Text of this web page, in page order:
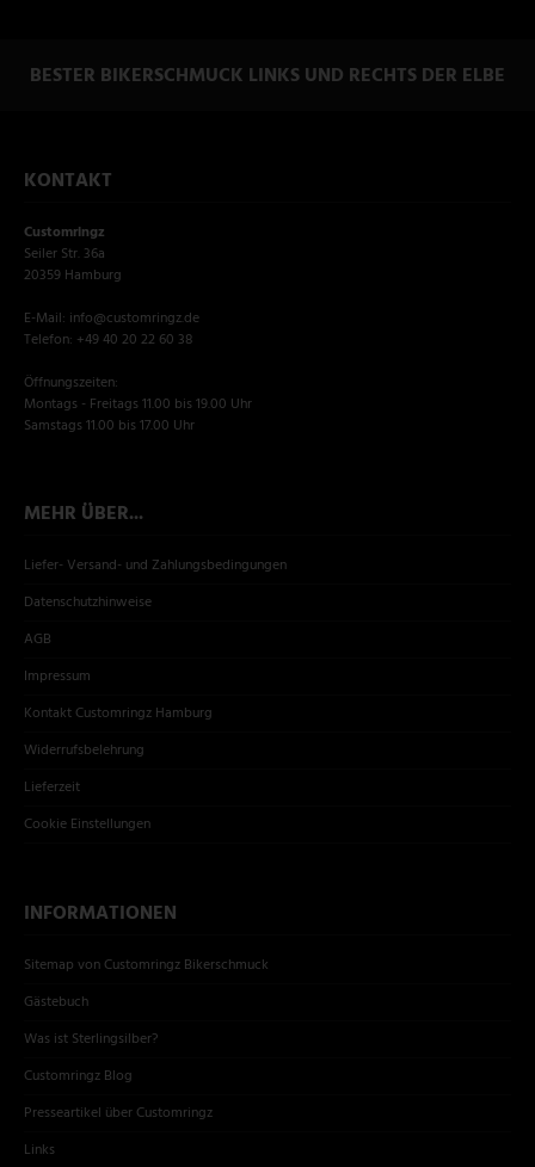
BESTER BIKERSCHMUCK LINKS UND RECHTS DER ELBE
KONTAKT
Customringz
Seiler Str. 36a
20359 Hamburg
E-Mail: info@customringz.de
Telefon: +49 40 20 22 60 38
Öffnungszeiten:
Montags - Freitags 11.00 bis 19.00 Uhr
Samstags 11.00 bis 17.00 Uhr
MEHR ÜBER...
Liefer- Versand- und Zahlungsbedingungen
Datenschutzhinweise
AGB
Impressum
Kontakt Customringz Hamburg
Widerrufsbelehrung
Lieferzeit
Cookie Einstellungen
INFORMATIONEN
Sitemap von Customringz Bikerschmuck
Gästebuch
Was ist Sterlingsilber?
Customringz Blog
Presseartikel über Customringz
Links